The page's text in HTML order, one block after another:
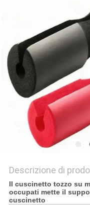
PRIVACY
POLICY
Descrizione di
Il cuscinetto tozzo su
occupati mette il
cuscinetto